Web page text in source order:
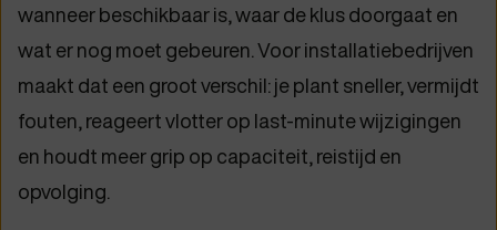
wanneer beschikbaar is, waar de klus doorgaat en
wat er nog moet gebeuren. Voor installatiebedrijven
maakt dat een groot verschil: je plant sneller, vermijdt
fouten, reageert vlotter op last-minute wijzigingen
en houdt meer grip op capaciteit, reistijd en
opvolging.